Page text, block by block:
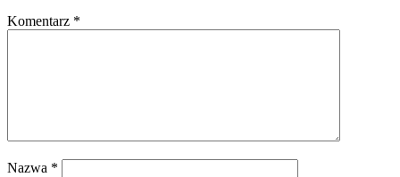
Komentarz *
Nazwa *